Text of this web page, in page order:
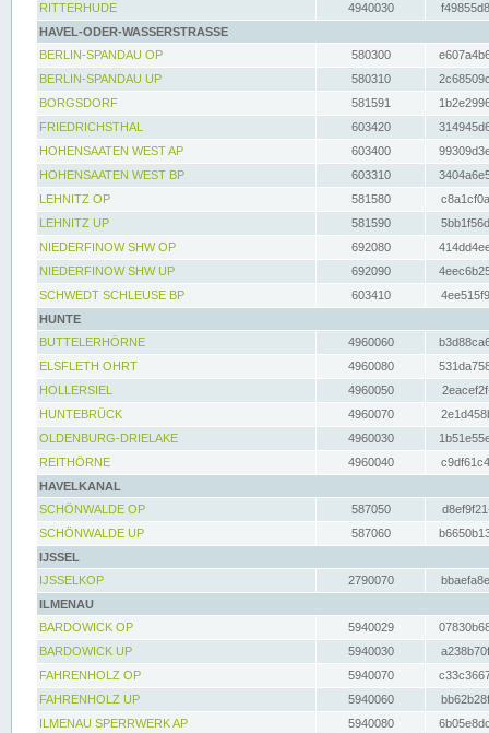
RITTERHUDE
4940030
HAVEL-ODER-WASSERSTRASSE
BERLIN-SPANDAU OP
580300
BERLIN-SPANDAU UP
580310
BORGSDORF
581591
FRIEDRICHSTHAL
603420
HOHENSAATEN WEST AP
603400
HOHENSAATEN WEST BP
603310
LEHNITZ OP
581580
LEHNITZ UP
581590
NIEDERFINOW SHW OP
692080
NIEDERFINOW SHW UP
692090
SCHWEDT SCHLEUSE BP
603410
HUNTE
BUTTELERHÖRNE
4960060
ELSFLETH OHRT
4960080
HOLLERSIEL
4960050
HUNTEBRÜCK
4960070
OLDENBURG-DRIELAKE
4960030
REITHÖRNE
4960040
HAVELKANAL
SCHÖNWALDE OP
587050
SCHÖNWALDE UP
587060
IJSSEL
IJSSELKOP
2790070
ILMENAU
BARDOWICK OP
5940029
BARDOWICK UP
5940030
FAHRENHOLZ OP
5940070
FAHRENHOLZ UP
5940060
ILMENAU SPERRWERK AP
5940080